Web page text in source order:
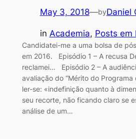
May 3, 2018—byDaniel
in Academia, Posts em
Candidatei-me a uma bolsa de
em 2016. Episódio 1 – A recusa
reclamei… Episódio 2 – A
avaliação do “Mérito do Programa
ler-se: «indefinição quanto à
seu recorte, não ficando claro se
análise de um…